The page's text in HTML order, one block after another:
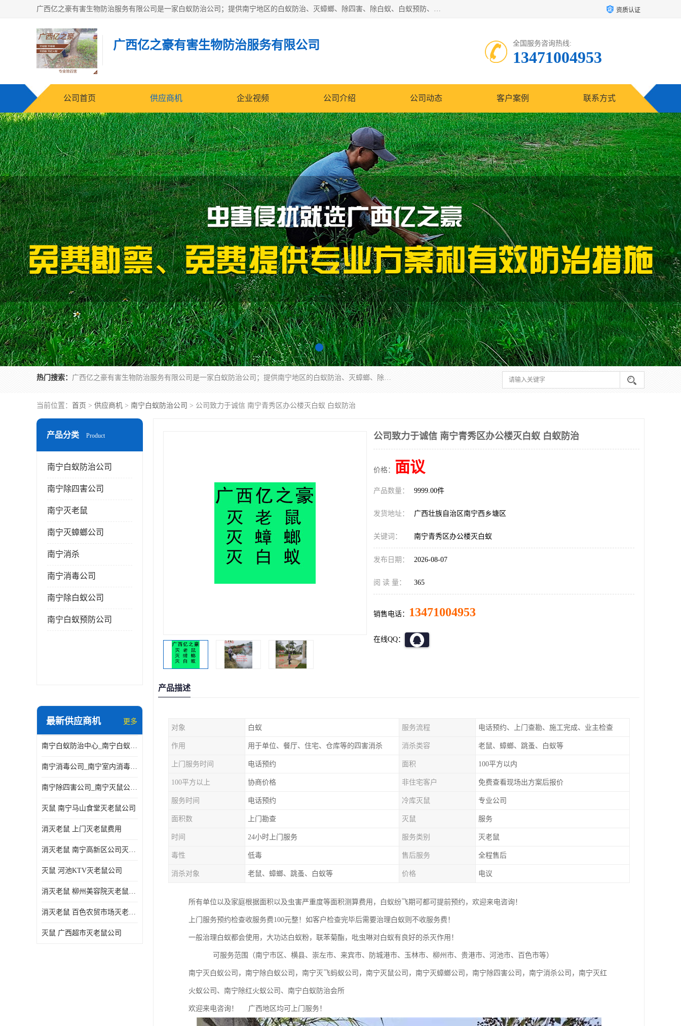
广西亿之豪有害生物防治服务有限公司是一家白蚁防治公司；提供南宁地区的白蚁防治、灭蟑螂、除四害、除白蚁、白蚁预防、消毒等服务，广西亿之豪有害生物防治服务有限公司专业灭蟑螂,灭鼠,除四害,服务上门,安全环保,售后保障,一次消杀，竭诚为您服务. 资质认证
广西亿之豪有害生物防治服务有限公司 全国服务咨询热线:
13471004953
公司首页 供应商机 企业视频 公司介绍 公司动态 客户案例 联系方式
热门搜索： 广西亿之豪有害生物防治服务有限公司是一家白蚁防治公司；提供南宁地区的白蚁防治、灭蟑螂、除四害、除白蚁、白蚁预防、消毒等服务，广西亿之豪有害生物防治服务有限公司专业灭蟑螂,灭鼠,除四害,服务上门,安全环保,售后保障,一次消杀，竭诚为您服务.
当前位置： 首页 > 供应商机 > 南宁白蚁防治公司 > 公司致力于诚信 南宁青秀区办公楼灭白蚁 白蚁防治
产品分类 Product
南宁白蚁防治公司
南宁除四害公司
南宁灭老鼠
南宁灭蟑螂公司
南宁消杀
南宁消毒公司
南宁除白蚁公司
南宁白蚁预防公司
最新供应商机 更多
南宁白蚁防治中心_南宁白蚁防治所电话_南宁白蚁防治公司
南宁消毒公司_南宁室内消毒_南宁室内消毒公司
南宁除四害公司_南宁灭鼠公司_南宁杀虫公司
灭鼠 南宁马山食堂灭老鼠公司
消灭老鼠 上门灭老鼠费用
消灭老鼠 南宁高新区公司灭老鼠
灭鼠 河池KTV灭老鼠公司
消灭老鼠 柳州美容院灭老鼠费用
消灭老鼠 百色农贸市场灭老鼠公司
灭鼠 广西超市灭老鼠公司
公司致力于诚信 南宁青秀区办公楼灭白蚁 白蚁防治
价格： 面议
产品数量： 9999.00件
发货地址： 广西壮族自治区南宁西乡塘区
关键词： 南宁青秀区办公楼灭白蚁
发布日期： 2026-08-07
阅 读 量： 365
销售电话： 13471004953
在线QQ：
产品描述
对象 白蚁 服务流程 电话预约、上门查勘、施工完成、业主检查
作用 用于单位、餐厅、住宅、仓库等的四害消杀 消杀类容 老鼠、蟑螂、跳蚤、白蚁等
上门服务时间 电话预约 面积 100平方以内
100平方以上 协商价格 非住宅客户 免费查看现场出方案后报价
服务时间 电话预约 冷库灭鼠 专业公司
面积数 上门勘查 灭鼠 服务
时间 24小时上门服务 服务类别 灭老鼠
毒性 低毒 售后服务 全程售后
消杀对象 老鼠、蟑螂、跳蚤、白蚁等 价格 电议
所有单位以及家庭根据面积以及虫害严重度等面积测算费用，白蚁纷飞期可都可提前预约，欢迎来电咨询！
上门服务预约检查收服务费100元整！如客户检查完毕后需要治理白蚁则不收服务费！
一般治理白蚁都会使用，大功达白蚁粉，联苯菊酯，吡虫啉对白蚁有良好的杀灭作用！
可服务范围（南宁市区、横县、崇左市、来宾市、防城港市、玉林市、柳州市、贵港市、河池市、百色市等）
南宁灭白蚁公司，南宁除白蚁公司，南宁灭飞蚂蚁公司，南宁灭鼠公司，南宁灭蟑螂公司，南宁除四害公司，南宁消杀公司，南宁灭红
火蚁公司、南宁除红火蚁公司、南宁白蚁防治会所
欢迎来电咨询！ 广西地区均可上门服务！